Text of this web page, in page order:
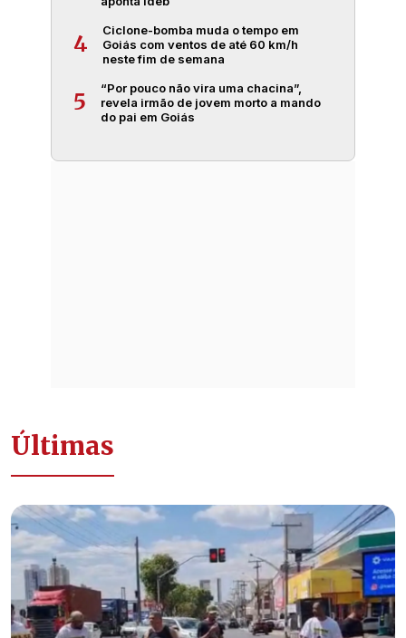
4
Ciclone-bomba muda o tempo em
Goiás com ventos de até 60 km/h
neste fim de semana
5
“Por pouco não vira uma chacina”,
revela irmão de jovem morto a mando
do pai em Goiás
Últimas